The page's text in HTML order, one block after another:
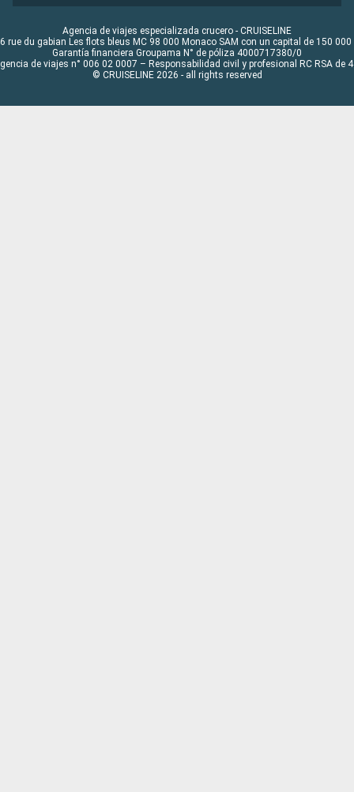
Agencia de viajes especializada crucero - CRUISELINE
rue du gabian Les flots bleus MC 98 000 Monaco SAM con un capital de 150 000
Garantía financiera Groupama N° de póliza 4000717380/0
de viajes n° 006 02 0007 – Responsabilidad civil y profesional RC RSA de
© CRUISELINE 2026 - all rights reserved